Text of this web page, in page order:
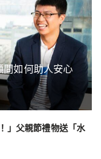
問如何助人安心
」父親節禮物送「水